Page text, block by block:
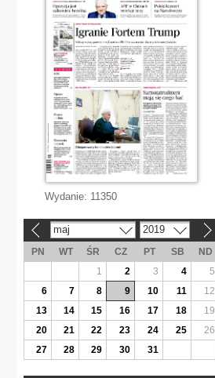
Wydanie: 11350
maj 2019
PN WT ŚR CZ PT SB
ND
1
2 3 4
5
6
7 8 9 10 11
12
13
14 15 16 17 18
19
20
21 22 23 24 25
26
27
28 29 30 31